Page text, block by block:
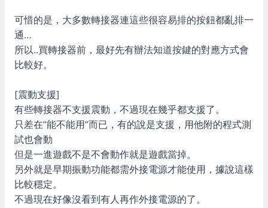
可惜的是，大多數轉接器連這些很容易排的按鈕都亂排一
通…
所以..買轉接器前，最好先有辦法知道按鍵的對應方式會
比較好。
[震動支援]
有些轉接器不支援震動，不過現在幾乎都支援了。
只差在”能不能用”而已，有的說是支援，用他附的程式測
試也會動
但是一進遊戲不是不會動作就是遊戲當掉。
另外就是早期振動功能都需外接電源才能使用，據說這樣
比較穩定。
不過現在好像沒看到有人再作外接電源的了。